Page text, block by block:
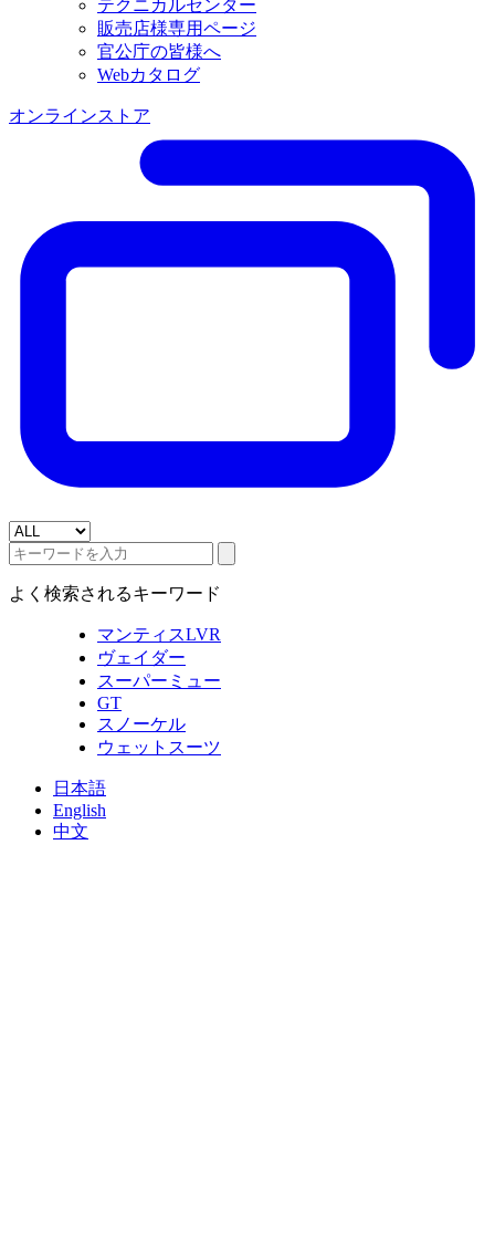
テクニカルセンター
販売店様専用ページ
官公庁の皆様へ
Webカタログ
オンラインストア
よく検索されるキーワード
マンティスLVR
ヴェイダー
スーパーミュー
GT
スノーケル
ウェットスーツ
日本語
English
中文